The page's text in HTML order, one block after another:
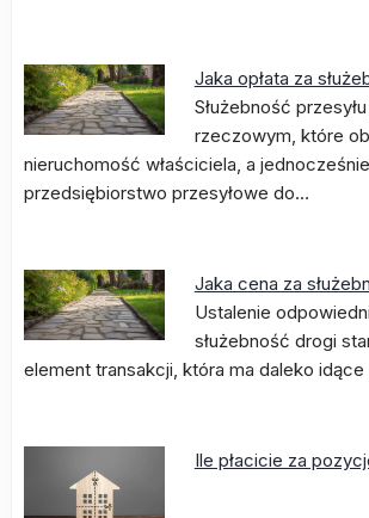
Jaka opłata za
Służebność
rzeczowym, które
nieruchomość właściciela, a
przedsiębiorstwo przesyłowe do…
Jaka cena za
Ustalenie
służebność drogi
element transakcji, która ma daleko
Ile płacicie za